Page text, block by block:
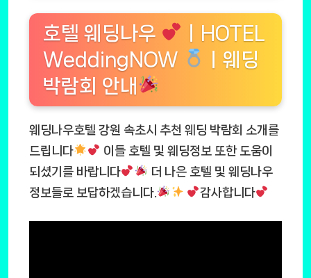
호텔 웨딩나우
ㅣHOTEL
WeddingNOW
ㅣ웨딩
박람회 안내
웨딩나우호텔 강원 속초시 추천 웨딩 박람회 소개를
드립니다
이들 호텔 및 웨딩정보 또한 도움이
되셨기를 바랍니다
더 나은 호텔 및 웨딩나우
정보들로 보답하겠습니다.
감사합니다